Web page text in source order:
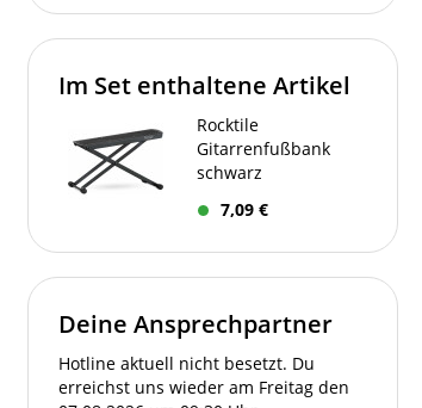
Im Set enthaltene Artikel
Rocktile
Gitarrenfußbank
schwarz
7,09 €
Deine Ansprechpartner
Hotline aktuell nicht besetzt. Du
erreichst uns wieder am Freitag den